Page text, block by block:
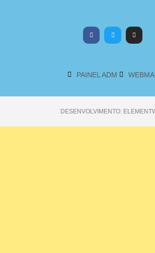
PAINEL ADM
DESENVOLVIMENTO: